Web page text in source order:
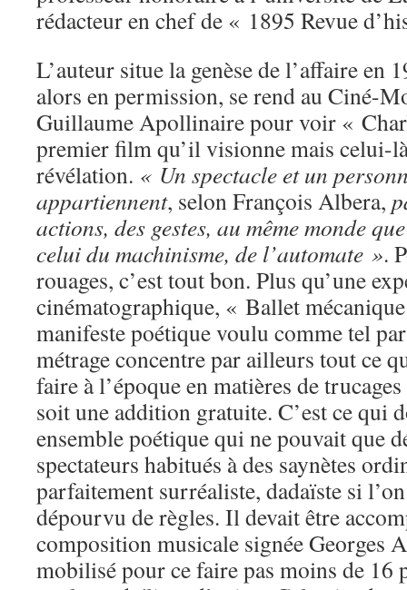
rédacteur en chef de « 1895 Revue
L’auteur situe la genèse de l’affaire en
alors en permission, se rend au Ciné-
Guillaume Apollinaire pour voir «
premier film qu’il visionne mais celui-
révélation. « Un spectacle et un
appartiennent, selon François Albera,
actions, des gestes, au même monde
celui du machinisme, de l’automate ».
rouages, c’est tout bon. Plus qu’une
cinématographique, « Ballet
manifeste poétique voulu comme tel
métrage concentre par ailleurs tout ce
faire à l’époque en matières de
soit une addition gratuite. C’est ce qui
ensemble poétique qui ne pouvait que
spectateurs habitués à des saynètes
parfaitement surréaliste, dadaïste si
dépourvu de règles. Il devait être
composition musicale signée Georges
mobilisé pour ce faire pas moins de 16